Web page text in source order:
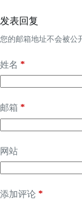
发表回复
您的邮箱地址不会被公
姓名 *
邮箱 *
网站
添加评论 *